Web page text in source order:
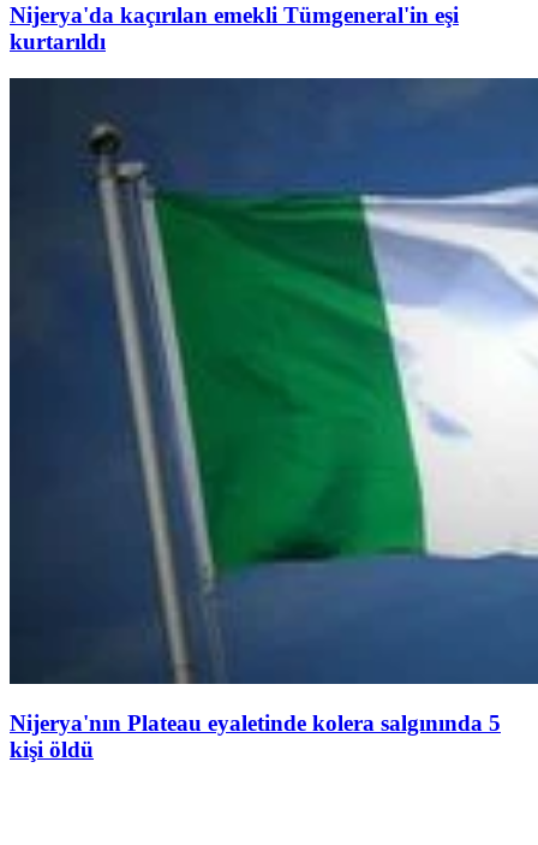
Nijerya'da kaçırılan emekli Tümgeneral'in eşi
kurtarıldı
Nijerya'nın Plateau eyaletinde kolera salgınında 5
kişi öldü